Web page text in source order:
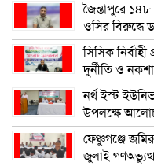
জৈন্তাপুরে ১৪৮
ওসির বিরুদ্ধে
সিসিক
দুর্নীতি ও
নর্থ ইস্ট
উপলক্ষে
ফেঞ্চুগঞ্জে
জুলাই